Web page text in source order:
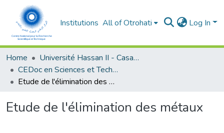
Institutions All of Otrohati Log In
Home
Université Hassan II - Casablanca
CEDoc en Sciences et Techniques et Sciences Médicales (CED -STSM)
Etude de l'élimination des métaux
Etude de l'élimination des métaux